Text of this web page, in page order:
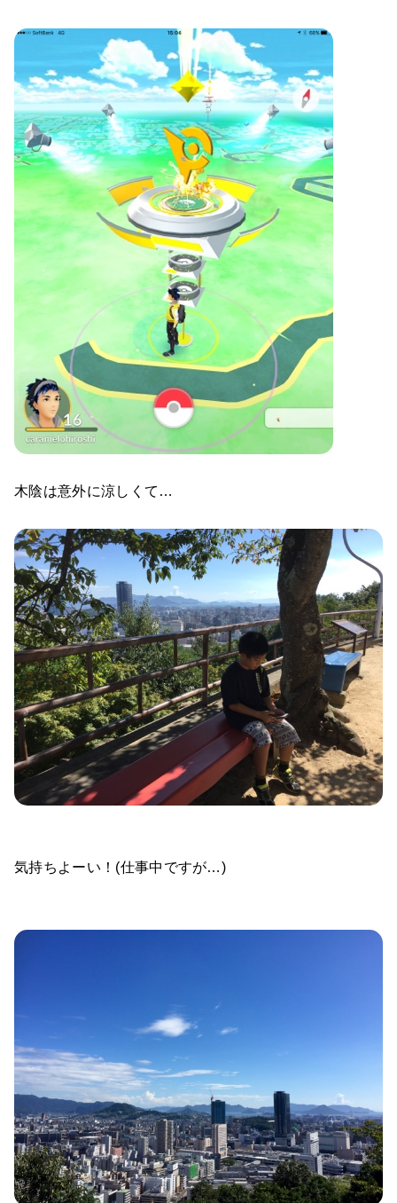
木陰は意外に涼しくて…
気持ちよーい！(仕事中ですが…)